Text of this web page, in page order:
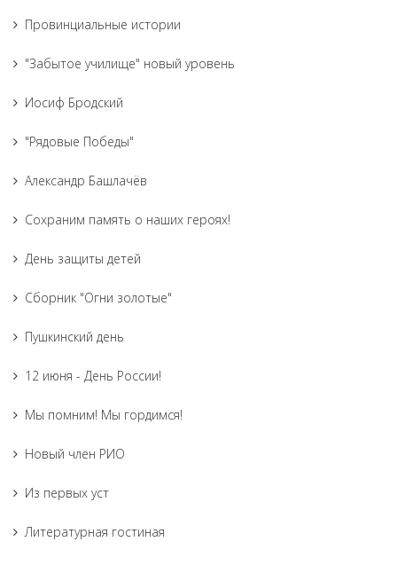
Провинциальные истории
"Забытое училище" новый уровень
Иосиф Бродский
"Рядовые Победы"
Александр Башлачёв
Сохраним память о наших героях!
День защиты детей
Сборник "Огни золотые"
Пушкинский день
12 июня - День России!
Мы помним! Мы гордимся!
Новый член РИО
Из первых уст
Литературная гостиная